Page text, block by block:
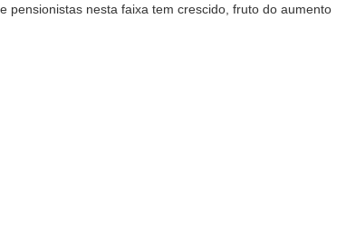
pensionistas nesta faixa tem crescido, fruto do aumento